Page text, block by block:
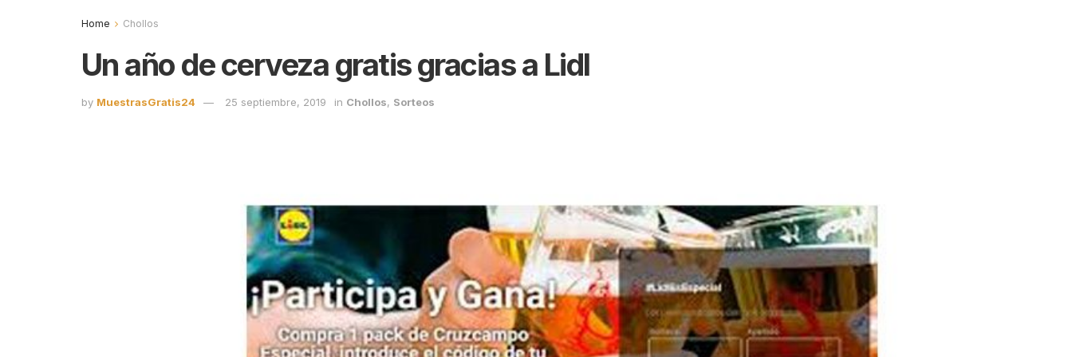
Home Chollos
Un año de cerveza gratis gracias a Lidl
by MuestrasGratis24 25 septiembre, 2019 in Chollos, Sorteos